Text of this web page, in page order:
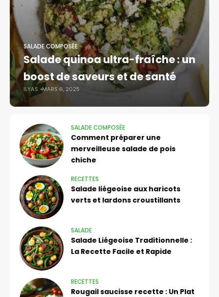
SALADE COMPOSÉE​
Salade quinoa ultra-fraîche : un
boost de saveurs et de santé
ILYAS MARS 6, 2025
SALADE COMPOSÉE​
Comment préparer une
merveilleuse salade de pois
chiche
RECETTES
Salade liégeoise aux haricots
verts et lardons croustillants
SALADE
Salade Liégeoise Traditionnelle :
La Recette Facile et Rapide
RECETTES
Rougail saucisse recette : Un Plat